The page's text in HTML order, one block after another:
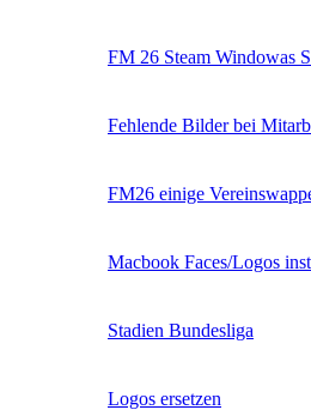
FM 26 Steam Windowas
Fehlende Bilder bei
FM26 einige
Macbook Faces/Logos
Stadien Bundesliga
Logos ersetzen